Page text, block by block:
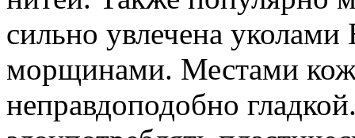
сильно увлечена
морщинами. Местами
неправдоподобно